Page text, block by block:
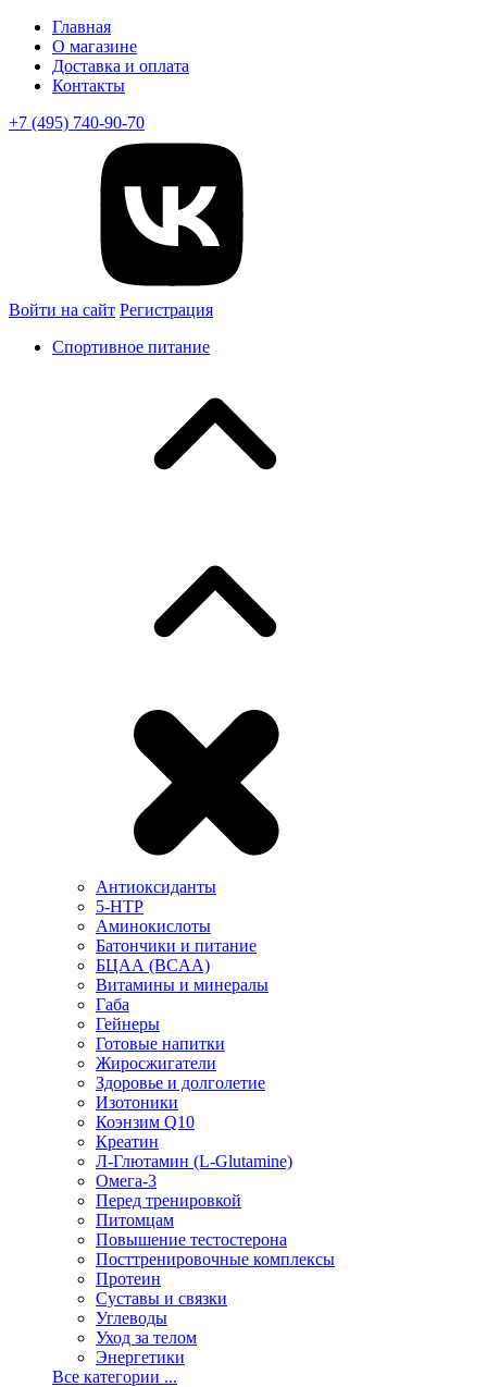
Главная
О магазине
Доставка и оплата
Контакты
+7 (495) 740-90-70
Войти на сайт Регистрация
Спортивное питание
Антиоксиданты
5-HTP
Аминокислоты
Батончики и питание
БЦАА (BCAA)
Витамины и минералы
Габа
Гейнеры
Готовые напитки
Жиросжигатели
Здоровье и долголетие
Изотоники
Коэнзим Q10
Креатин
Л-Глютамин (L-Glutamine)
Омега-3
Перед тренировкой
Питомцам
Повышение тестостерона
Посттренировочные комплексы
Протеин
Суставы и связки
Углеводы
Уход за телом
Энергетики
Все категории ...